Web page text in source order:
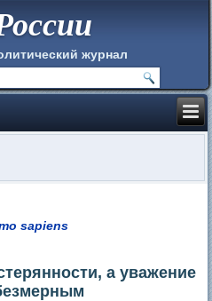
журнал
sapiens
а уважение